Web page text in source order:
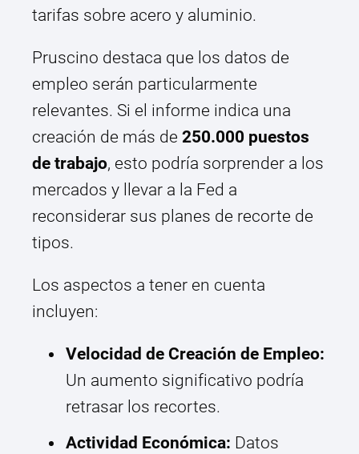
tarifas sobre acero y aluminio.
Pruscino destaca que los datos de
empleo serán particularmente
relevantes. Si el informe indica una
creación de más de 250.000 puestos
de trabajo, esto podría sorprender a los
mercados y llevar a la Fed a
reconsiderar sus planes de recorte de
tipos.
Los aspectos a tener en cuenta
incluyen:
Velocidad de Creación de Empleo:
Un aumento significativo podría
retrasar los recortes.
Actividad Económica: Datos